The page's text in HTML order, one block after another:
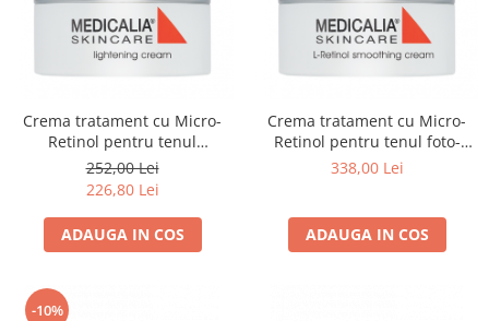
Crema tratament cu Micro-
Retinol pentru tenul
hiperpigmentat, Lightening
Cream - 50 ml
252,00 Lei
226,80 Lei
ADAUGA IN COS
Crema tratament cu Micro-
Retinol pentru tenul foto-
imbatranit, L-Retinol
338,00 Lei
ADAUGA IN COS
-10%